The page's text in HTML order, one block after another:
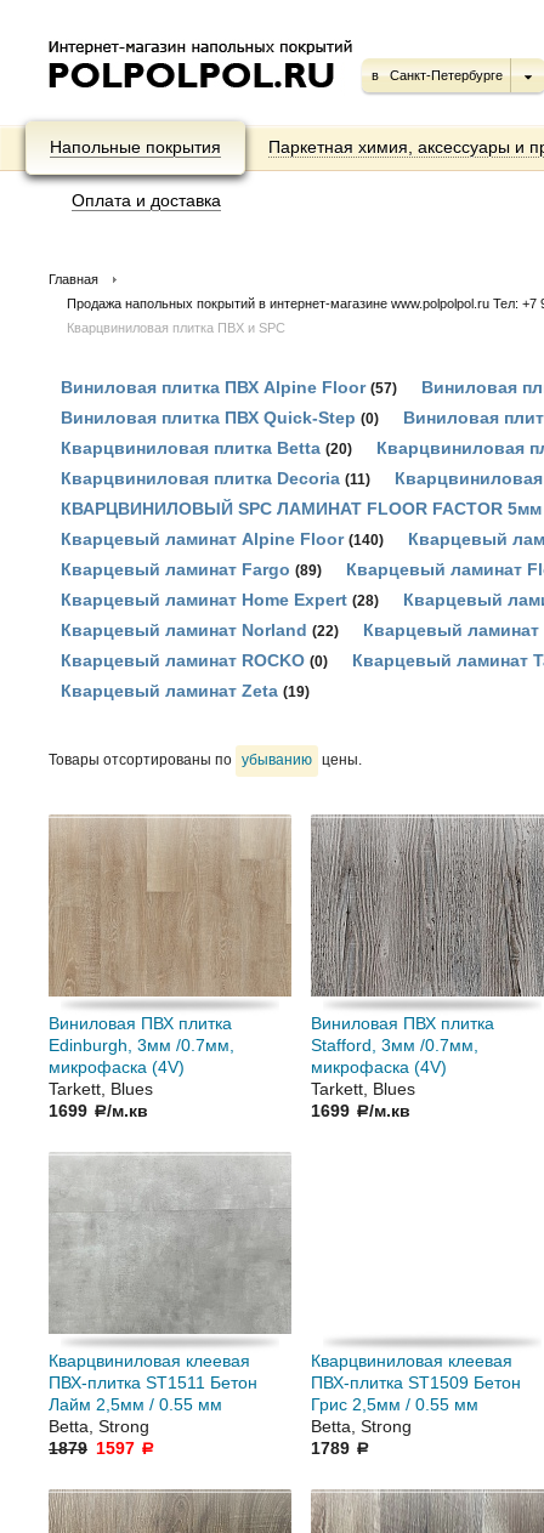
в Санкт-Петербурге
Напольные покрытия Паркетная химия, аксессуары и
Оплата и доставка
Главная
Продажа напольных покрытий в интернет-магазине www.polpolpol.ru Тел:
Кварцвиниловая плитка ПВХ и SPC
Виниловая плитка ПВХ Alpine Floor (57)
Виниловая
Виниловая плитка ПВХ Quick-Step (0)
Виниловая
Кварцвиниловая плитка Betta (20)
Кварцвиниловая
Кварцвиниловая плитка Decoria (11)
КВАРЦВИНИЛОВЫЙ SPC ЛАМИНАТ FLOOR FACTOR 5мм
Кварцевый ламинат Alpine Floor (140)
Кварцевый
Кварцевый ламинат Fargo (89)
Кварцевый ламинат
Кварцевый ламинат Home Expert (28)
Кварцевый
Кварцевый ламинат Norland (22)
Кварцевый ламинат
Кварцевый ламинат ROCKO (0)
Кварцевый ламинат
Кварцевый ламинат Zeta (19)
Товары отсортированы по убыванию цены.
Виниловая ПВХ плитка
Edinburgh, 3мм /0.7мм,
микрофаска (4V)
Tarkett, Blues
1699 a/м.кв
Виниловая ПВХ плитка
Stafford, 3мм /0.7мм,
микрофаска (4V)
Tarkett, Blues
1699 a/м.кв
Кварцвиниловая клеевая
ПВХ-плитка ST1511 Бетон
Лайм 2,5мм / 0.55 мм
Betta, Strong
1879 1597 a
Кварцвиниловая клеевая
ПВХ-плитка ST1509 Бетон
Грис 2,5мм / 0.55 мм
Betta, Strong
1789 a